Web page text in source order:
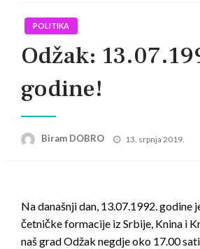
POLITIKA
Odžak:
godine!
Biram DOBRO
Posted
13. srpnja 2019.
Na današnji dan, 13.07.1992. godine
četničke formacije iz Srbije, Knina i
naš grad Odžak negdje oko 17.00